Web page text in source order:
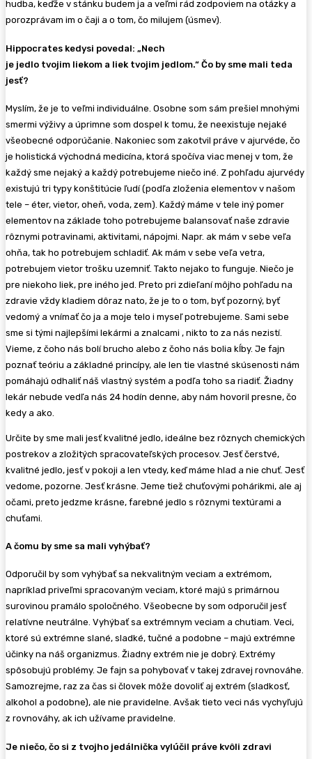
hudba, keďže v stánku budem ja a veľmi rád zodpoviem na otázky a
porozprávam im o čaji a o tom, čo milujem (úsmev).
Hippocrates kedysi povedal: „Nech
je jedlo tvojim liekom a liek tvojim jedlom.“ Čo by sme mali teda
jesť?
Myslím, že je to veľmi individuálne. Osobne som sám prešiel mnohými
smermi výživy a úprimne som dospel k tomu, že neexistuje nejaké
všeobecné odporúčanie. Nakoniec som zakotvil práve v ajurvéde, čo
je holistická východná medicína, ktorá spočíva viac menej v tom, že
každý sme nejaký a každý potrebujeme niečo iné. Z pohľadu ajurvédy
existujú tri typy konštitúcie ľudí (podľa zloženia elementov v našom
tele – éter, vietor, oheň, voda, zem). Každý máme v tele iný pomer
elementov na základe toho potrebujeme balansovať naše zdravie
rôznymi potravinami, aktivitami, nápojmi. Napr. ak mám v sebe veľa
ohňa, tak ho potrebujem schladiť. Ak mám v sebe veľa vetra,
potrebujem vietor trošku uzemniť. Takto nejako to funguje. Niečo je
pre niekoho liek, pre iného jed. Preto pri zdieľaní môjho pohľadu na
zdravie vždy kladiem dôraz nato, že je to o tom, byť pozorný, byť
vedomý a vnímať čo ja a moje telo i myseľ potrebujeme. Sami sebe
sme si tými najlepšími lekármi a znalcami , nikto to za nás nezistí.
Vieme, z čoho nás bolí brucho alebo z čoho nás bolia kĺby. Je fajn
poznať teóriu a základné princípy, ale len tie vlastné skúsenosti nám
pomáhajú odhaliť náš vlastný systém a podľa toho sa riadiť. Žiadny
lekár nebude vedľa nás 24 hodín denne, aby nám hovoril presne, čo
kedy a ako.
Určite by sme mali jesť kvalitné jedlo, ideálne bez rôznych chemických
postrekov a zložitých spracovateľských procesov. Jesť čerstvé,
kvalitné jedlo, jesť v pokoji a len vtedy, keď máme hlad a nie chuť. Jesť
vedome, pozorne. Jesť krásne. Jeme tiež chuťovými pohárikmi, ale aj
očami, preto jedzme krásne, farebné jedlo s rôznymi textúrami a
chuťami.
A čomu by sme sa mali vyhýbať?
Odporučil by som vyhýbať sa nekvalitným veciam a extrémom,
napríklad priveľmi spracovaným veciam, ktoré majú s primárnou
surovinou pramálo spoločného. Všeobecne by som odporučil jesť
relatívne neutrálne. Vyhýbať sa extrémnym veciam a chutiam. Veci,
ktoré sú extrémne slané, sladké, tučné a podobne – majú extrémne
účinky na náš organizmus. Žiadny extrém nie je dobrý. Extrémy
spôsobujú problémy. Je fajn sa pohybovať v takej zdravej rovnováhe.
Samozrejme, raz za čas si človek môže dovoliť aj extrém (sladkosť,
alkohol a podobne), ale nie pravidelne. Avšak tieto veci nás vychyľujú
z rovnováhy, ak ich užívame pravidelne.
Je niečo, čo si z tvojho jedálnička vylúčil práve kvôli zdravi